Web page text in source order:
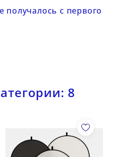
получалось с первого
8